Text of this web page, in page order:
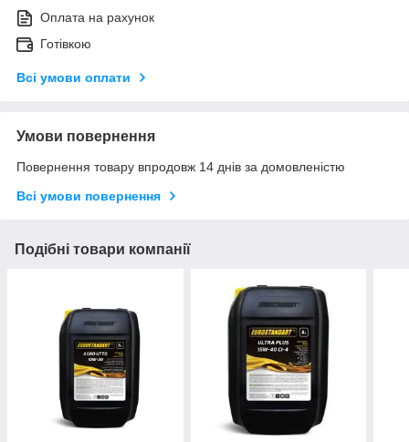
Оплата на рахунок
Готівкою
Всі умови оплати
Умови повернення
Повернення товару впродовж 14 днів за домовленістю
Всі умови повернення
Подібні товари компанії